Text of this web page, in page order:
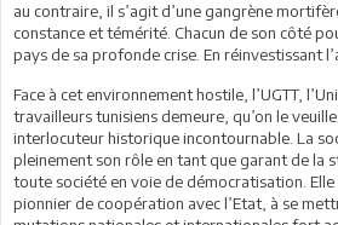
au contraire, il s’agit d’une gangrène
constance et témérité. Chacun de son côté
pays de sa profonde crise. En réinvestissant
Face à cet environnement hostile, l’UGTT,
travailleurs tunisiens demeure, qu’on le
interlocuteur historique incontournable. La
pleinement son rôle en tant que garant de la
toute société en voie de démocratisation.
pionnier de coopération avec l’Etat, à se